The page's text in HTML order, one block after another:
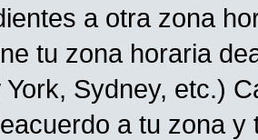
a otra zona
tu zona horaria
York, Sydney, etc.)
a tu zona